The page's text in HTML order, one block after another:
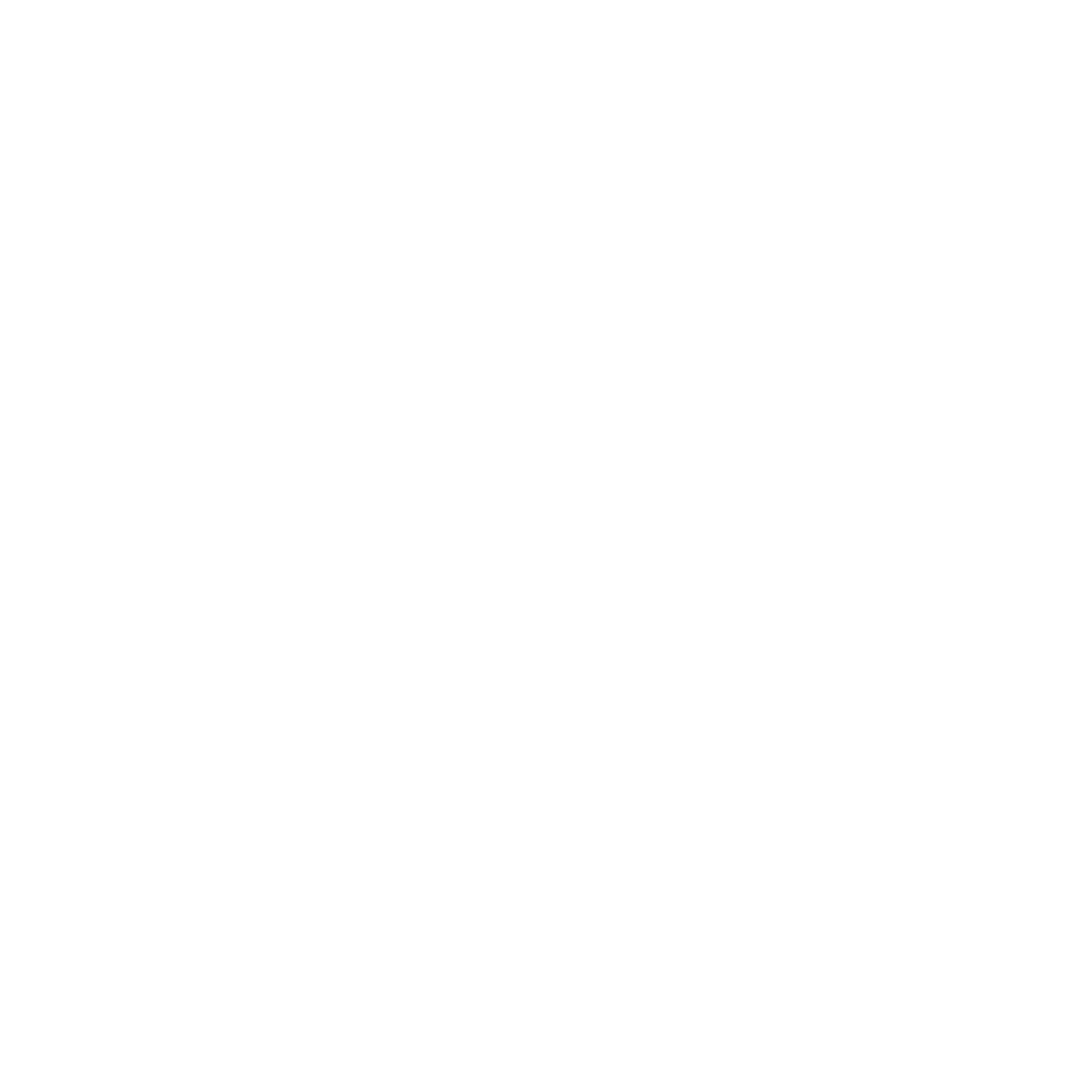
ázijská, s morskými plodmi, talianska), reštaurácia Le Martello (iba pre Club Dinarobin), 2 bary, obchod so suvenírmi, business
vilkami. Klienti môžu využívať služby sesterského hotela Paradis.
telefón, minibar, trezor, set na prípravu kávy a čaju, žehlička/žehliaca doska, wifi zdarma, cca 65m2
hoteli Paradis.)
hoteli Paradis.)
bare (10.00–23.30 hod.)
bicykle, vodné lyžovanie, šnorchlovanie, fitness, futbal, plážový volejbal, možnosť využívať športové aktivity pri susednom hoteli
úvodné lekcie potápania.